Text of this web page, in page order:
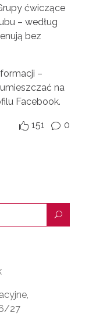
ćwiczące
– według
bez
–
na
Facebook.
 151 v 0
U
27